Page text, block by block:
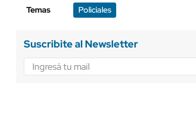
Temas Policiales
Suscribite al Newsletter